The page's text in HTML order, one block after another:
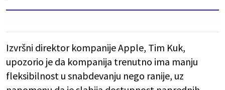
Izvršni direktor kompanije Apple, Tim Kuk,
upozorio je da kompanija trenutno ima manju
fleksibilnost u snabdevanju nego ranije, uz